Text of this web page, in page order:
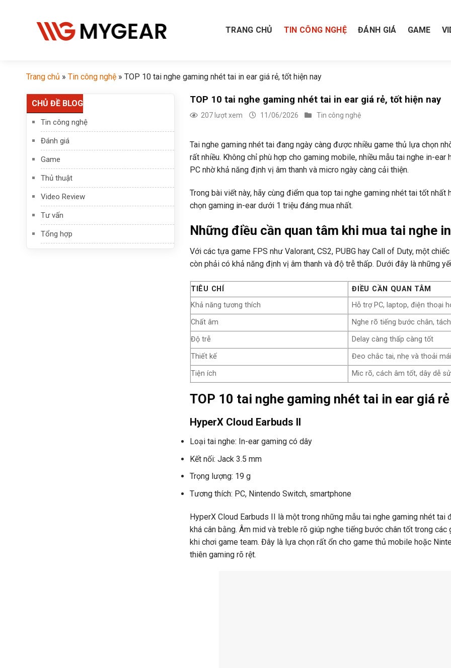
TRANG CHỦ TIN CÔNG NGHỆ ĐÁNH GIÁ GAME
Trang chủ » Tin công nghệ » TOP 10 tai nghe gaming nhét tai in ear giá rẻ, tốt hiện nay
CHỦ ĐỀ BLOG
Tin công nghệ
Đánh giá
Game
Thủ thuật
Video Review
Tư vấn
Tổng hợp
TOP 10 tai nghe gaming nhét tai in ear giá rẻ, tốt hiện nay
207 lượt xem 11/06/2026 Tin công nghệ
Tai nghe gaming nhét tai đang ngày càng được nhiều game thủ lựa chọn
rất nhiều. Không chỉ phù hợp cho gaming mobile, nhiều mẫu tai nghe in-
PC nhờ khả năng định vị âm thanh và micro ngày càng cải thiện.
Trong bài viết này, hãy cùng điểm qua top tai nghe gaming nhét tai tốt
chọn gaming in-ear dưới 1 triệu đáng mua nhất.
Những điều cần quan tâm khi mua tai nghe
Với các tựa game FPS như Valorant, CS2, PUBG hay Call of Duty, một
còn phải có khả năng định vị âm thanh và độ trễ thấp. Dưới đây là những
TIÊU CHÍ
ĐIỀU CẦN QUAN TÂM
Khả năng tương thích
Hỗ trợ PC, laptop, điện thoại
Chất âm
Nghe rõ tiếng bước chân,
Độ trễ
Delay càng thấp càng tốt
Thiết kế
Đeo chắc tai, nhẹ và thoải
Tiện ích
Mic rõ, cách âm tốt, dây dễ
TOP 10 tai nghe gaming nhét tai in ear giá
HyperX Cloud Earbuds II
Loại tai nghe: In-ear gaming có dây
Kết nối: Jack 3.5 mm
Trọng lượng: 19 g
Tương thích: PC, Nintendo Switch, smartphone
HyperX Cloud Earbuds II là một trong những mẫu tai nghe gaming nhét
khá cân bằng. Âm mid và treble rõ giúp nghe tiếng bước chân tốt trong
khi chơi game team. Đây là lựa chọn rất ổn cho game thủ mobile hoặc
thiên gaming rõ rệt.